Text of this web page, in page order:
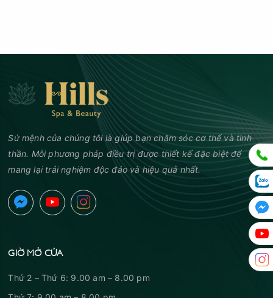
Sứ mệnh của chúng tôi là giúp bạn chăm sóc cơ thể và tinh
thần. Mỗi phương pháp điều trị được thiết kế đặc biệt để
mang lại trải nghiệm độc đáo và hiệu quả nhất.
GIỜ MỞ CỬA
Thứ 2 – Thứ 6: 9.00 am – 8.00 pm